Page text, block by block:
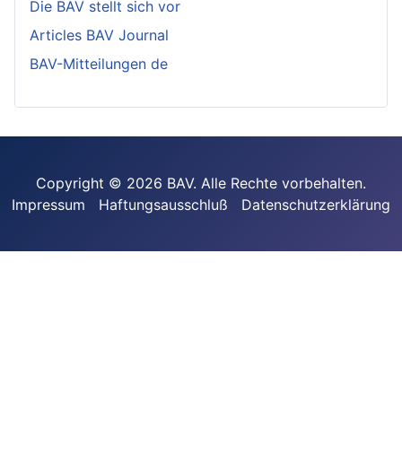
Die BAV stellt sich vor
Articles BAV Journal
BAV-Mitteilungen de
Copyright © 2026 BAV. Alle Rechte vorbehalten.
Impressum
Haftungsausschluß Datenschutzerklärung